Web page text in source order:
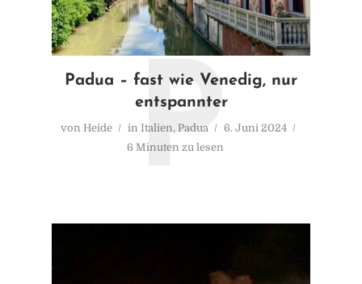
Padua – fast wie Venedig, nur
entspannter
von Heide in Italien, Padua
6. Juni 2024
6 Minuten zu lesen
P